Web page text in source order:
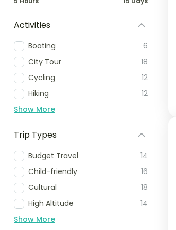
Activities
Boating
6
City Tour
18
Cycling
12
Hiking
12
Show More
Trip Types
Budget Travel
14
Child-friendly
16
Cultural
18
High Altitude
14
Show More